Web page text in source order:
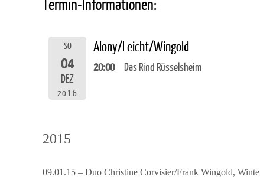
Termin-Informationen:
SO
04
DEZ
2016
Alony/Leicht/Wingold
20:00 Das Rind Rüsselsheim
2015
09.01.15 – Duo Christine Corvisier/Frank Wingold,